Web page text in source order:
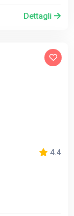
Dettagli
4.4